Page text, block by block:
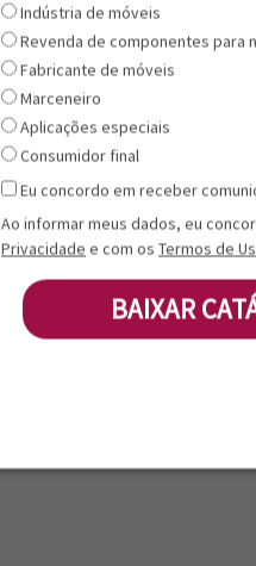
Indústria de móveis
Revenda de componentes para
Fabricante de móveis
Marceneiro
Aplicações especiais
Consumidor final
Eu concordo em receber
Ao informar meus dados, eu
Privacidade e com osTermos de
BAIXAR